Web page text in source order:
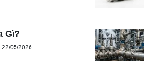
Gì?
22/05/2026